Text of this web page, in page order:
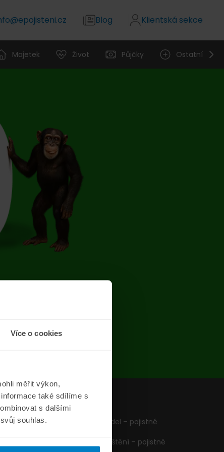
Více o cookies
měřit výkon,
také sdílíme s
s dalšími
souhlas.
Blog Klientská sekce
Majetek Život Půjčky Ostatní
Formuláře
Pojištění vozidel – pojistné
Cestovní pojištění – pojistné